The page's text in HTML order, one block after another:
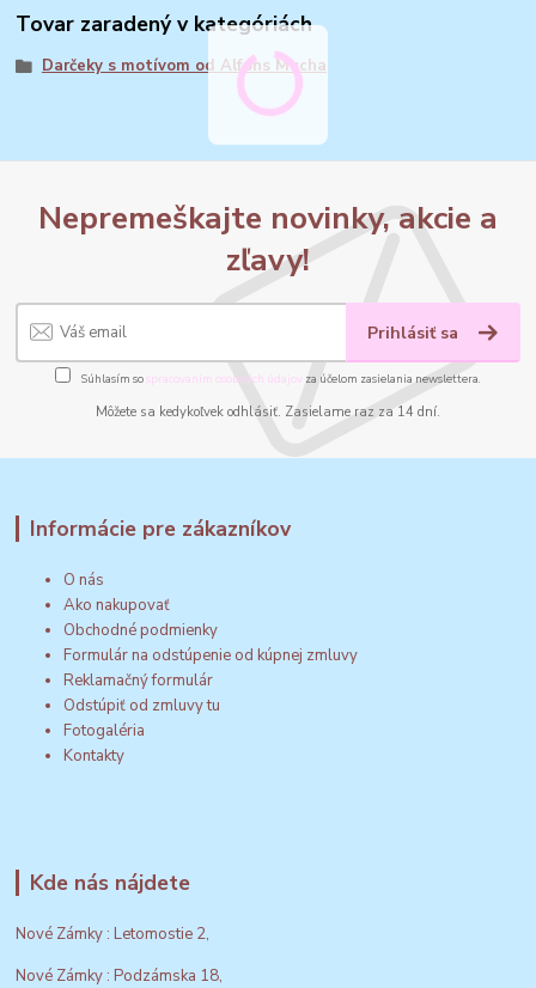
Tovar zaradený v kategóriách
Darčeky s motívom od Alfons Mucha
Nepremeškajte novinky, akcie a
zľavy!
Prihlásiť sa
Súhlasím sospracovaním osobných údajov za účelom zasielania newslettera.
Môžete sa kedykoľvek odhlásiť. Zasielame raz za 14 dní.
Informácie pre zákazníkov
O nás
Ako nakupovať
Obchodné podmienky
Formulár na odstúpenie od kúpnej zmluvy
Reklamačný formulár
Odstúpiť od zmluvy tu
Fotogaléria
Kontakty
Kde nás nájdete
Nové Zámky : Letomostie 2,
Nové Zámky : Podzámska 18,